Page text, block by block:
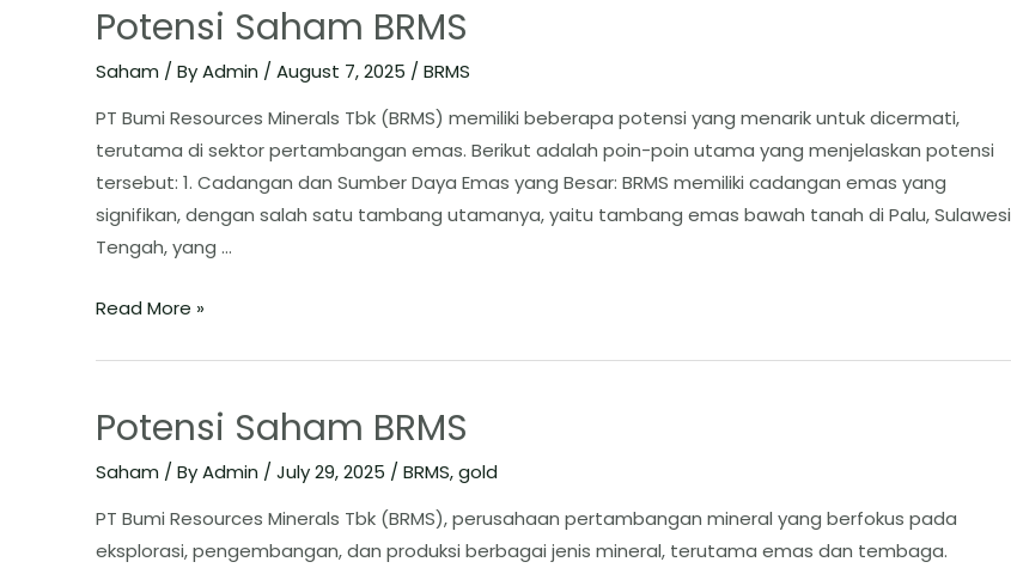
Potensi Saham BRMS
Saham / ByAdmin /August 7, 2025 /BRMS
​PT Bumi Resources Minerals Tbk (BRMS) memiliki beberapa potensi yang menarik untuk dicermati,
terutama di sektor pertambangan emas. Berikut adalah poin-poin utama yang menjelaskan potensi
tersebut: ​1. Cadangan dan Sumber Daya Emas yang Besar: ​BRMS memiliki cadangan emas yang
signifikan, dengan salah satu tambang utamanya, yaitu tambang emas bawah tanah di Palu, Sulawesi
Tengah, yang …
Read More »
Potensi Saham BRMS
Saham / ByAdmin / July 29, 2025 / BRMS,gold
​PT Bumi Resources Minerals Tbk (BRMS), perusahaan pertambangan mineral yang berfokus pada
eksplorasi, pengembangan, dan produksi berbagai jenis mineral, terutama emas dan tembaga.